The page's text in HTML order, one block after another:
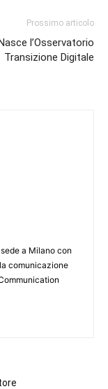
Prossimo articolo
l’Osservatorio
Transizione Digitale
a Milano con
comunicazione